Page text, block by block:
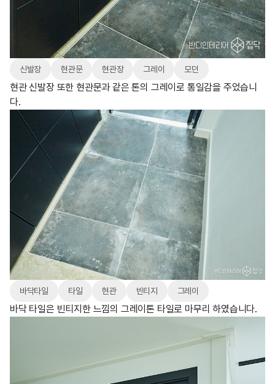
신발장 현관문 현관장 그레이 모던
현관 신발장 또한 현관문과 같은 톤의 그레이로 통일감을 주었습니
다.
바닥타일 타일 현관 빈티지 그레이
바닥 타일은 빈티지한 느낌의 그레이톤 타일로 마무리 하였습니다.